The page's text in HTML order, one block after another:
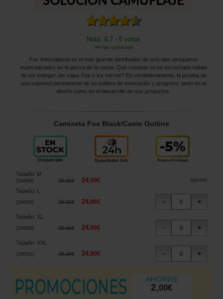
Nota: 4.7 - 6 votos
Ver las opiniones
Fox International es el más grande distribuidor de artículos pesqueros
especializados en la pesca de la carpa. Qué carpista no ha escuchado hablar
de los swinger, las cajas Fox o los micron? Es verdaderamente, la prueba de
una voluntad permanente de su política de innovación y progreso, tanto en el
diseño como en el desarrollo de sus productos.
Camiseta Fox Black/Camo Outline
Taùaño: M
268588 ] 26,90€ 24,90€ Agotado
Taùaño:
268589] 26,90€ 24,90€
Taùaño: XL
268590] 26,90€ 24,90€
Taùaño: XXL
268591 ] 26,90€ 24,90€
2,00€